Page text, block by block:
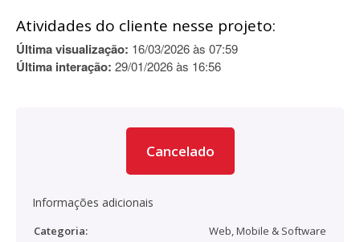
Atividades do cliente nesse projeto:
Última visualização: 16/03/2026 às 07:59
Última interação: 29/01/2026 às 16:56
Cancelado
Informações adicionais
Categoria:
Web, Mobile & Software